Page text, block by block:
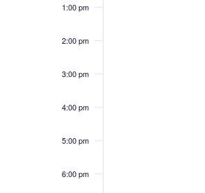
1:00 pm
2:00 pm
3:00 pm
4:00 pm
5:00 pm
6:00 pm